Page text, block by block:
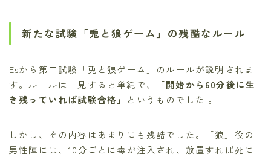
新たな試験「兎と狼ゲーム」の残酷なルール
Esから第二試験「兎と狼ゲーム」のルールが説明されま
す。ルールは一見すると単純で、
「開始から60分後に生
き残っていれば試験合格」
というものでした 。
しかし、その内容はあまりにも残酷でした。「狼」役の
男性陣には、10分ごとに毒が注入され、放置すれば死に